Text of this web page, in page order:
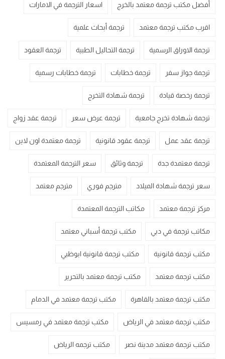
أفضل مكتب ترجمة معتمد بالخرج اسعار الترجمة في الامارات
اقرب مكتب ترجمة معتمد ترجمة أبحاث علمية
ترجمة الاوراق الرسمية ترجمة التحاليل الطبية ترجمة العقود
ترجمة جواز سفر ترجمة خطابات ترجمة خطابات رسمية
ترجمة رخصة قيادة ترجمة شهادة التخرج
ترجمة شهادة تخرج جامعية ترجمة عرض سعر ترجمة عقد زواج
ترجمة عقد عمل ترجمة عقود قانونية ترجمة معتمدة اون لاين
ترجمة معتمدة جدة ترجمة وثائق سعر الترجمة المعتمدة
سعر ترجمة شهادة الميلاد مترجم فوري مترجم معتمد
مركز ترجمة معتمد مكاتب الترجمة المعتمدة
مكاتب ترجمة في دبي مكتب ترجمة أسباني معتمد
مكتب ترجمة قانونية مكتب ترجمة قانونية ابوظبي
مكتب ترجمة معتمد مكتب ترجمة معتمد بالتحرير
مكتب ترجمة معتمد بالقاهرة مكتب ترجمة معتمد في الدمام
مكتب ترجمة معتمد في الرياض مكتب ترجمة معتمد في رمسيس
مكتب ترجمة معتمد مدينة نصر مكتب ترجمه الرياض